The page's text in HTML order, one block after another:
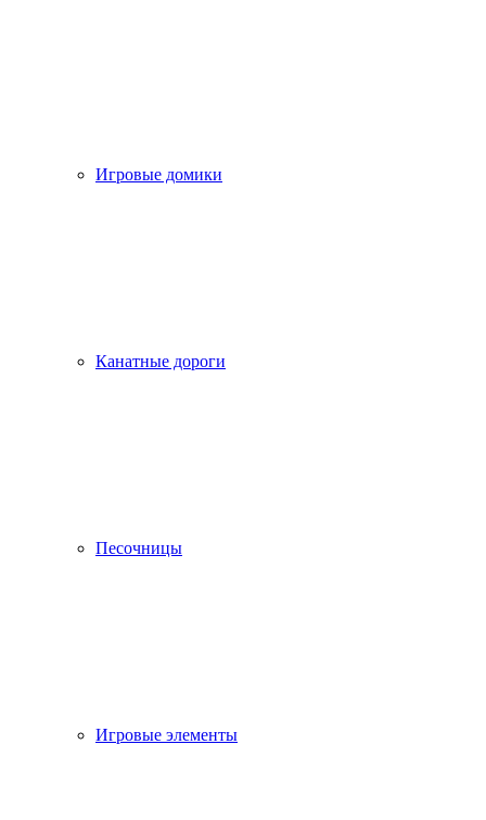
Игровые домики
Канатные дороги
Песочницы
Игровые элементы